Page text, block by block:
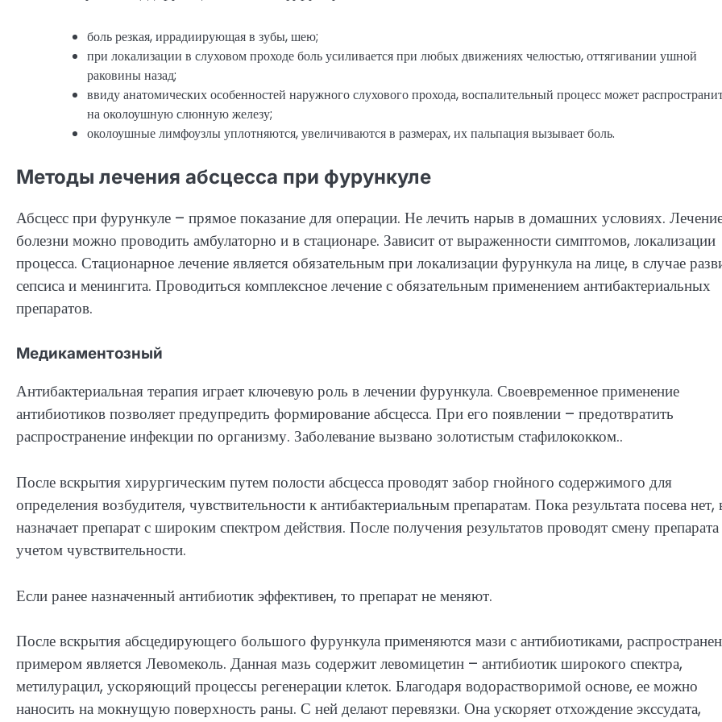
боль резкая, иррадиирующая в зубы, шею;
при локализации в слуховом проходе боль усиливается при любых движениях челюстью, оттягивании ушной
раковины назад;
ввиду анатомических особенностей наружного слухового прохода, воспалительный процесс может
на околоушную слюнную железу;
околоушные лимфоузлы уплотняются, увеличиваются в размерах, их пальпация вызывает боль.
Методы лечения абсцесса при фурункуле
Абсцесс при фурункуле – прямое показание для операции. Не лечить нарыв в домашних условиях.
болезни можно проводить амбулаторно и в стационаре. Зависит от выраженности симптомов, локализации
процесса. Стационарное лечение является обязательным при локализации фурункула на лице, в случае
сепсиса и менингита. Проводиться комплексное лечение с обязательным применением антибактериальных
препаратов.
Медикаментозный
Антибактериальная терапия играет ключевую роль в лечении фурункула. Своевременное применение
антибиотиков позволяет предупредить формирование абсцесса. При его появлении – предотвратить
распространение инфекции по организму. Заболевание вызвано золотистым стафилококком..
После вскрытия хирургическим путем полости абсцесса проводят забор гнойного содержимого для
определения возбудителя, чувствительности к антибактериальным препаратам. Пока результата посева нет,
назначает препарат с широким спектром действия. После получения результатов проводят смену препарата
учетом чувствительности.
Если ранее назначенный антибиотик эффективен, то препарат не меняют.
После вскрытия абсцедирующего большого фурункула применяются мази с антибиотиками,
примером является Левомеколь. Данная мазь содержит левомицетин – антибиотик широкого спектра,
метилурацил, ускоряющий процессы регенерации клеток. Благодаря водорастворимой основе, ее можно
наносить на мокнущую поверхность раны. С ней делают перевязки. Она ускоряет отхождение экссудата,